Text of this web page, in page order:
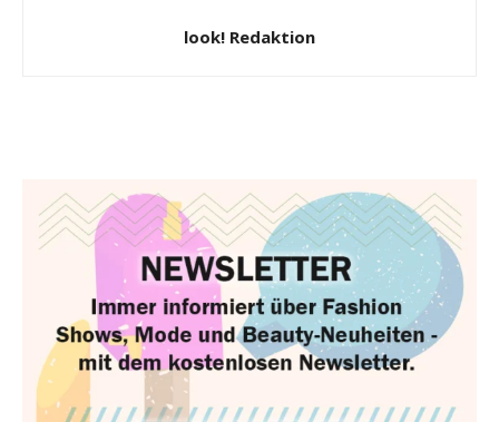
look! Redaktion